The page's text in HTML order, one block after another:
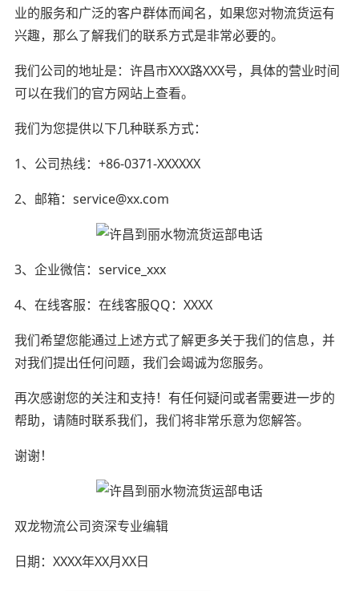
业的服务和广泛的客户群体而闻名，如果您对物流货运有
兴趣，那么了解我们的联系方式是非常必要的。
我们公司的地址是：许昌市XXX路XXX号，具体的营业时间
可以在我们的官方网站上查看。
我们为您提供以下几种联系方式：
1、公司热线：+86-0371-XXXXXX
2、邮箱：service@xx.com
3、企业微信：service_xxx
4、在线客服：在线客服QQ：XXXX
我们希望您能通过上述方式了解更多关于我们的信息，并
对我们提出任何问题，我们会竭诚为您服务。
再次感谢您的关注和支持！有任何疑问或者需要进一步的
帮助，请随时联系我们，我们将非常乐意为您解答。
谢谢！
双龙物流公司资深专业编辑
日期：XXXX年XX月XX日